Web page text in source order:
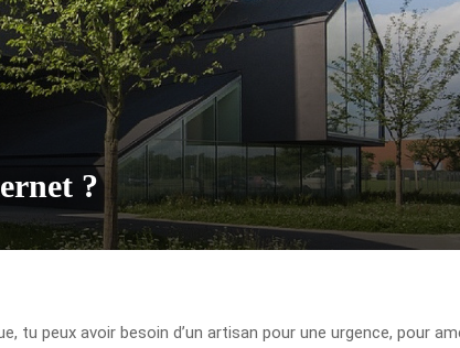
?
tu peux avoir besoin d’un artisan pour une urgence, pour